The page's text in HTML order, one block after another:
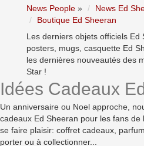
News People » News Ed
Boutique Ed Sheeran
Les derniers objets officiels Ed
posters, mugs, casquette Ed
les dernières nouveautés des
Star !
Idées Cadeaux
Un anniversaire ou Noel approche,
cadeaux Ed Sheeran pour les fans
se faire plaisir: coffret cadeaux,
porter ou à collectionner...